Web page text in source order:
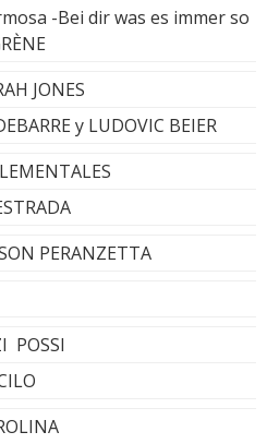
-Bei dir was es immer so
JONES
y LUDOVIC BEIER
PERANZETTA
POSSI